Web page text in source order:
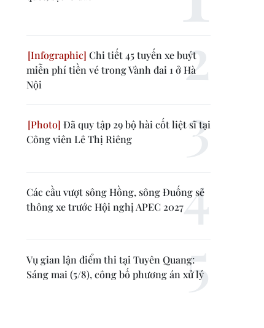
Chi tiết 45 tuyến xe buýt
miễn phí tiền vé trong Vành đai 1 ở Hà
Nội
Đã quy tập 29 bộ hài cốt liệt sĩ tại
Công viên Lê Thị Riêng
Các cầu vượt sông Hồng, sông Đuống sẽ
thông xe trước Hội nghị APEC 2027
Vụ gian lận điểm thi tại Tuyên Quang:
Sáng mai (5/8), công bố phương án xử lý